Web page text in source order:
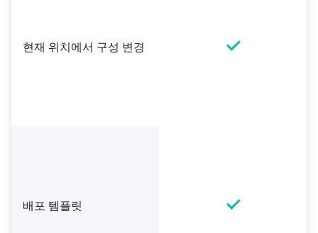
현재 위치에서 구성 변경
배포 템플릿